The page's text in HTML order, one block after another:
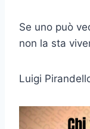
Se uno può
non la sta
Luigi